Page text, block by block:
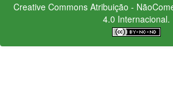
Creative CommonsAtribuição -
4.0 Internacional.